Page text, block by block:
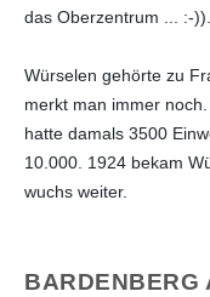
das Oberzentrum ... :-)).
Würselen gehörte zu
merkt man immer
hatte damals 3500
10.000. 1924 bekam
wuchs weiter.
BARDENBERG